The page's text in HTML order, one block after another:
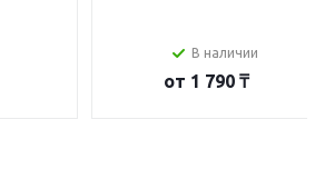
В наличии
от 1 790 ₸